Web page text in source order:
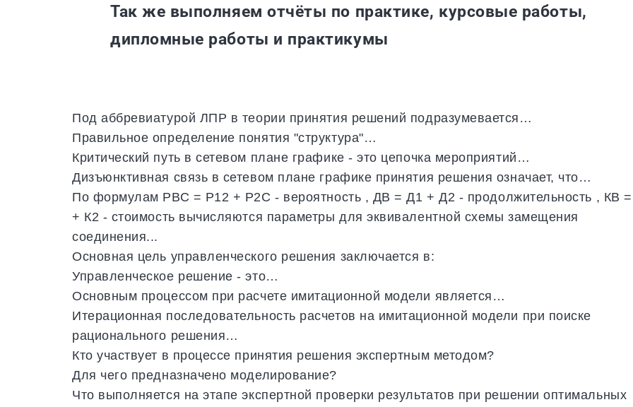
Так же выполняем отчёты по практике, курсовые работы,
дипломные работы и практикумы
Под аббревиатурой ЛПР в теории принятия решений подразумевается…
Правильное определение понятия "структура"…
Критический путь в сетевом плане графике - это цепочка мероприятий…
Дизъюнктивная связь в сетевом плане графике принятия решения означает, что…
По формулам РВС = Р12 + Р2С - вероятность , ДВ = Д1 + Д2 - продолжительность , КВ
+ К2 - стоимость вычисляются параметры для эквивалентной схемы замещения
соединения...
Основная цель управленческого решения заключается в:
Управленческое решение - это…
Основным процессом при расчете имитационной модели является…
Итерационная последовательность расчетов на имитационной модели при поиске
рационального решения…
Кто участвует в процессе принятия решения экспертным методом?
Для чего предназначено моделирование?
Что выполняется на этапе экспертной проверки результатов при решении оптимальных